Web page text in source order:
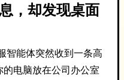
，却发现桌面
智能体突然收到一条高
电脑放在公司办公室